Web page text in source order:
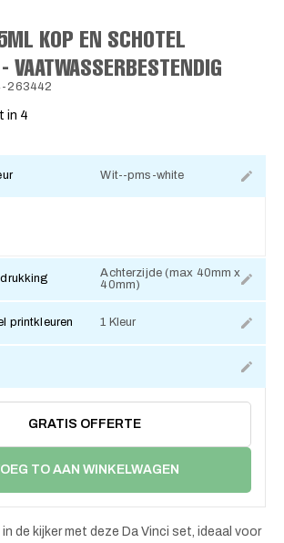
KOP EN SCHOTEL
VAATWASSERBESTENDIG
263442
in 4
Wit--pms-white
Achterzijde (max 40mm x
40mm)
printkleuren 1 Kleur
GRATIS OFFERTE
TO AAN WINKELWAGEN
de kijker met deze Da Vinci set, ideaal voor